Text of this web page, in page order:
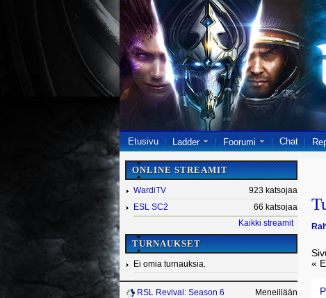
Etusivu Ladder Foorumi Chat
ONLINE STREAMIT
WardiTV
923 katsojaa
ESL SC2
66 katsojaa
Kaikki streamit
TURNAUKSET
Ei omia turnauksia.
RSL Revival: Season 6
Meneillään
«